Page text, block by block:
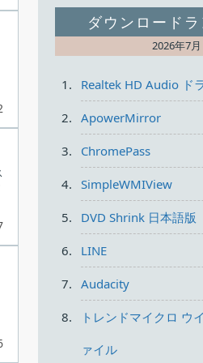
ダウンロード
2026年7月
Realtek HD Audio ド
ApowerMirror
ChromePass
SimpleWMIView
DVD Shrink 日本語版
LINE
Audacity
トレンドマイクロ ウ
ァイル